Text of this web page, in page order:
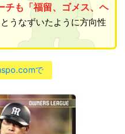
チも「福留、ゴメス、ヘ
とうなずいたように方向性
で